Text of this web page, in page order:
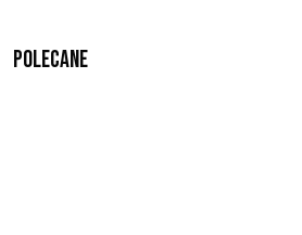
Polecane